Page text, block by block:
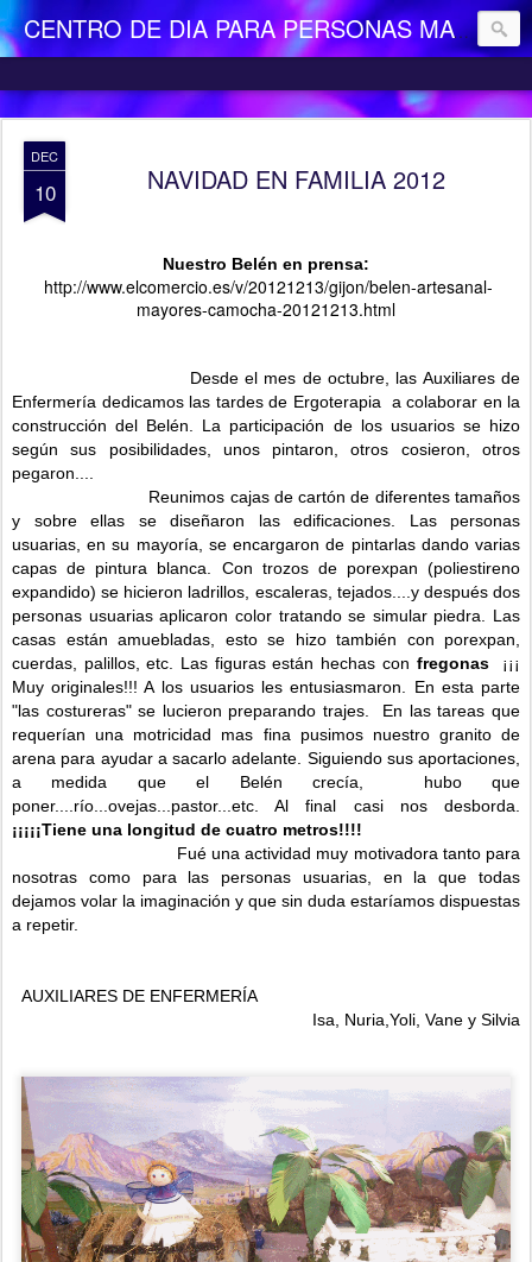
CENTRO DE DIA PARA PERSONAS MAYORES DEPENDIENTES "LA CAMOCHA"
DEC
10 NAVIDAD EN FAMILIA 2012
Nuestro Belén en prensa:
http://www.elcomercio.es/v/20121213/gijon/belen-artesanal-
mayores-camocha-20121213.html
Desde el mes de octubre, las Auxiliares de
Enfermería dedicamos las tardes de Ergoterapia a colaborar en la
construcción del Belén. La participación de los usuarios se hizo
según sus posibilidades, unos pintaron, otros cosieron, otros
pegaron....
Reunimos cajas de cartón de diferentes tamaños
y sobre ellas se diseñaron las edificaciones. Las personas
usuarias, en su mayoría, se encargaron de pintarlas dando varias
capas de pintura blanca. Con trozos de porexpan (poliestireno
expandido) se hicieron ladrillos, escaleras, tejados....y después dos
personas usuarias aplicaron color tratando se simular piedra. Las
casas están amuebladas, esto se hizo también con porexpan,
cuerdas, palillos, etc. Las figuras están hechas con fregonas¡¡¡
Muy originales!!! A los usuarios les entusiasmaron. En esta parte
"las costureras" se lucieron preparando trajes. En las tareas que
requerían una motricidad mas fina pusimos nuestro granito de
arena para ayudar a sacarlo adelante. Siguiendo sus aportaciones,
a medida que el Belén crecía, hubo que
poner....río...ovejas...pastor...etc. Al final casi nos desborda.
¡¡¡¡¡Tiene una longitud de cuatro metros!!!!
Fué una actividad muy motivadora tanto para
nosotras como para las personas usuarias, en la que todas
dejamos volar la imaginación y que sin duda estaríamos dispuestas
a repetir.
AUXILIARES DE ENFERMERÍA
Isa, Nuria,Yoli, Vane y Silvia